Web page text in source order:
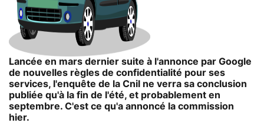
Lancée en mars dernier suite à l'annonce par Google
de nouvelles règles de confidentialité pour ses
services, l'enquête de la Cnil ne verra sa conclusion
publiée qu'à la fin de l'été, et probablement en
septembre. C'est ce qu'a annoncé la commission
hier.